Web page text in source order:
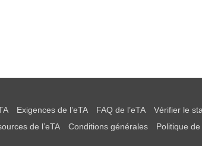
Exigences de l’eTA FAQ de l’eTA Vérifier le
de l’eTA
Conditions générales Politique